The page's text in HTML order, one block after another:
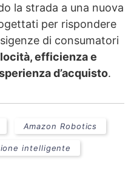
la strada a una nuova
per rispondere
di consumatori
efficienza e
d’acquisto.
Amazon Robotics
intelligente